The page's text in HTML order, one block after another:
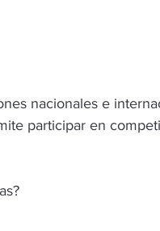
nacionales e
participar en